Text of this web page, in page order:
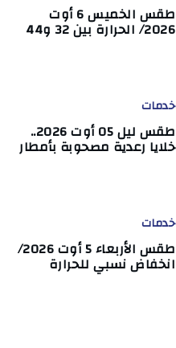
طقس الخميس 6 أوت
2026/ الحرارة بين 32 و44
خدمات
طقس ليل 05 أوت 2026..
خلايا رعدية مصحوبة بأمطار
خدمات
طقس الأربعاء 5 أوت 2026/
انخفاض نسبي للحرارة